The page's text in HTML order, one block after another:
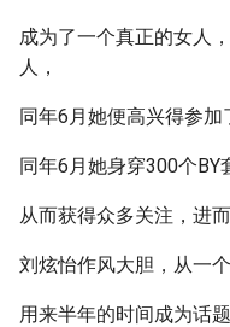
成为了一个真正的女人
人，
同年6月她便高兴得参加
同年6月她身穿300个BY
从而获得众多关注，进
刘炫怡作风大胆，从一
用来半年的时间成为话